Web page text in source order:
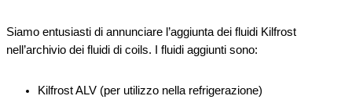
Siamo entusiasti di annunciare l’aggiunta dei fluidi Kilfrost
nell’archivio dei fluidi di coils. I fluidi aggiunti sono:
Kilfrost ALV (per utilizzo nella refrigerazione)